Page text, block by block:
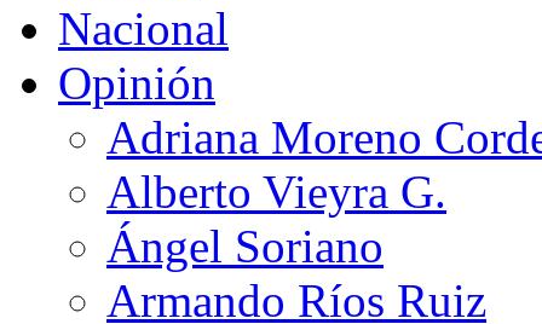
Nacional
Opinión
Adriana Moreno
Alberto Vieyra G.
Ángel Soriano
Armando Ríos Ruiz